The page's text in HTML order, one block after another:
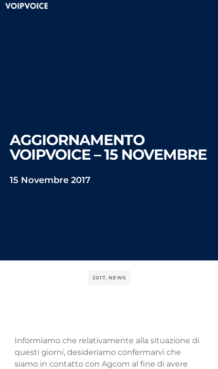
AGGIORNAMENTO
VOIPVOICE – 15 NOVEMBRE
15 Novembre 2017
2017, NEWS
Informiamo che relativamente alla situazione di
questi giorni, desideriamo confermarvi che
siamo in contatto con Agcom al fine di avere